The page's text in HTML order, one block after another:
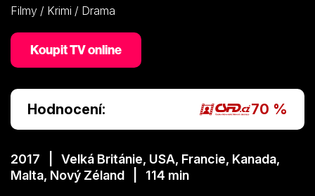
Filmy / Krimi / Drama
Koupit TV online
Hodnocení: 70 %
2017 | Velká Británie, USA, Francie, Kanada,
Malta, Nový Zéland | 114 min